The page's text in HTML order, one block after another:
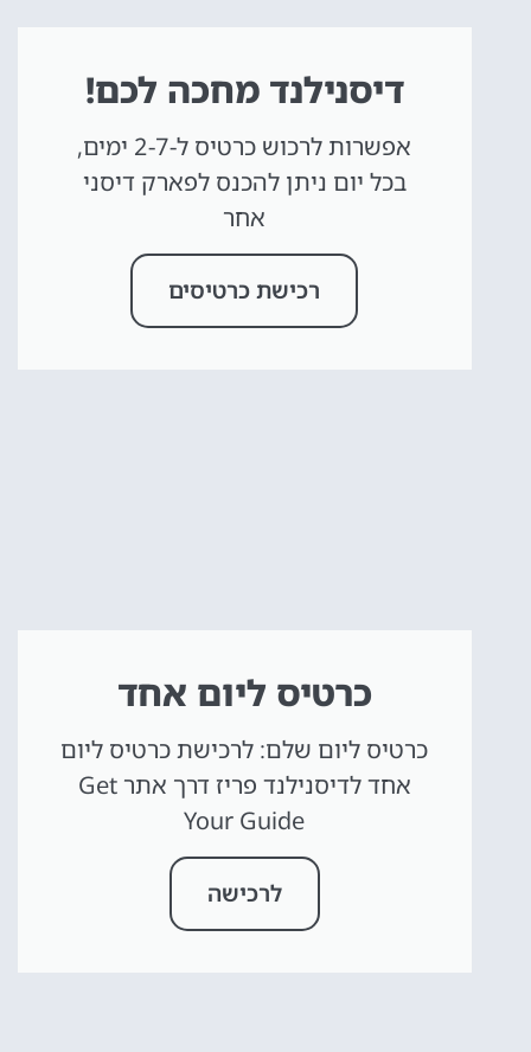
דיסנילנד מחכה לכם!
אפשרות לרכוש כרטיס ל-2-7 ימים,
בכל יום ניתן להכנס לפארק דיסני
אחר
רכישת כרטיסים
כרטיס ליום אחד
כרטיס ליום שלם: לרכישת כרטיס ליום
אחד לדיסנילנד פריז דרך אתר Get
Your Guide
לרכישה